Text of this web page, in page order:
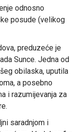
odnosno
posude (velikog
preduzeće je
Sunce. Jedna od
obilaska, uputila
a posebno
i razumijevanja za
saradnjom i